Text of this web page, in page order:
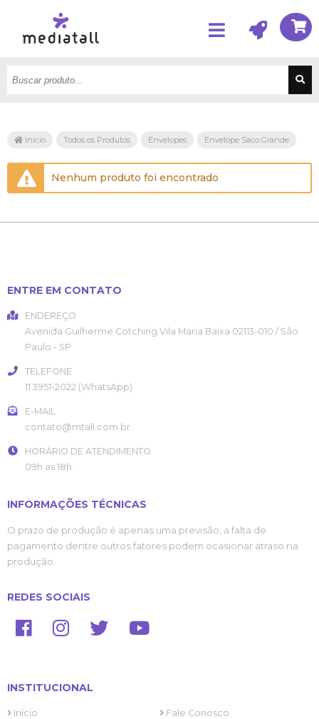
Início Todos os Produtos Envelopes Envelope Saco Grande
Nenhum produto foi encontrado
ENTRE EM CONTATO
ENDEREÇO
Avenida Guilherme Cotching Vila Maria Baixa 02113-010 / São
Paulo - SP
TELEFONE
11 3951-2022 (WhatsApp)
E-MAIL
contato@mtall.com.br
HORÁRIO DE ATENDIMENTO
09h as 18h.
INFORMAÇÕES TÉCNICAS
O prazo de produção é apenas uma previsão, a falta de
pagamento dentre outros fatores podem ocasionar atraso na
produção.
REDES SOCIAIS
INSTITUCIONAL
Início
Fale Conosco